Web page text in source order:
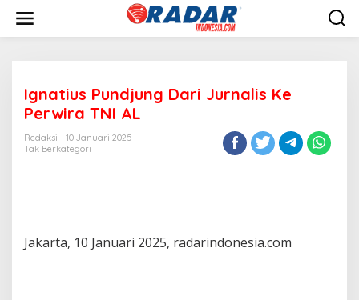
w
Ignatius Pundjung Dari Jurnalis Ke
Perwira TNI AL
Redaksi
10 Januari 2025
Tak Berkategori
Jakarta, 10 Januari 2025, radarindonesia.com